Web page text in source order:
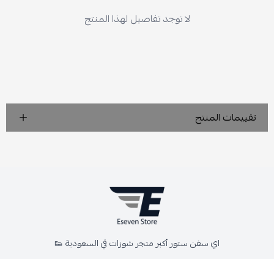
لا توجد تفاصيل لهذا المنتج
تقييمات المنتج
اي سفن ستور أكبر متجر شوزات في السعودية 👟